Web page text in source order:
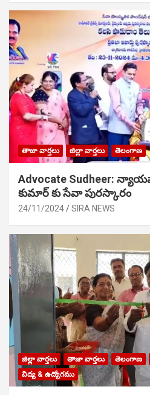
తాజా వార్తలు జిల్లా వార్తలు తెలంగాణ
Advocate Sudheer:
కుమార్ కు సేవా పురస్కారం
24/11/2024 SIRA NEWS
జిల్లా వార్తలు తాజా వార్తలు తెలంగాణ
విద్య & ఉద్యోగము